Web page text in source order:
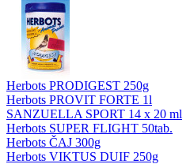
Herbots PRODIGEST 250g
Herbots PROVIT FORTE 1l
SANZUELLA SPORT 14 x 20 ml
Herbots SUPER FLIGHT 50tab.
Herbots ČAJ 300g
Herbots VIKTUS DUIF 250g